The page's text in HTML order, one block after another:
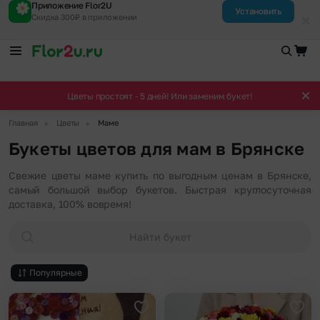
Приложение Flor2U
Скидка 300₽ в приложении
Установить
Цветы простоят - 5 дней! Или заменим букет!
Главная Цветы Маме
Букеты цветов для мам в Брянске
Свежие цветы маме купить по выгодным ценам в Брянске,
самый большой выбор букетов. Быстрая круглосуточная
доставка, 100% вовремя!
Найти букет
Популярные